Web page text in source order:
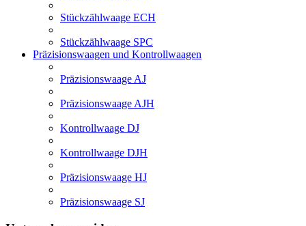
Stückzählwaage ECH
Stückzählwaage SPC
Präzisionswaagen und Kontrollwaagen
Präzisionswaage AJ
Präzisionswaage AJH
Kontrollwaage DJ
Kontrollwaage DJH
Präzisionswaage HJ
Präzisionswaage SJ